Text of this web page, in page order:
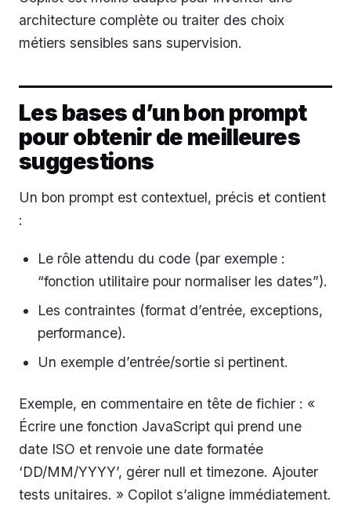
architecture complète ou traiter des choix
métiers sensibles sans supervision.
Les bases d’un bon prompt
pour obtenir de meilleures
suggestions
Un bon prompt est contextuel, précis et contient
:
Le rôle attendu du code (par exemple :
“fonction utilitaire pour normaliser les dates”).
Les contraintes (format d’entrée, exceptions,
performance).
Un exemple d’entrée/sortie si pertinent.
Exemple, en commentaire en tête de fichier : «
Écrire une fonction JavaScript qui prend une
date ISO et renvoie une date formatée
‘DD/MM/YYYY’, gérer null et timezone. Ajouter
tests unitaires. » Copilot s’aligne immédiatement.